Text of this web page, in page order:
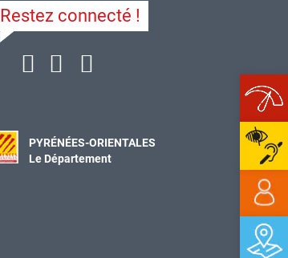
Restez connecté !
PYRÉNÉES-ORIENTALES
Le Département